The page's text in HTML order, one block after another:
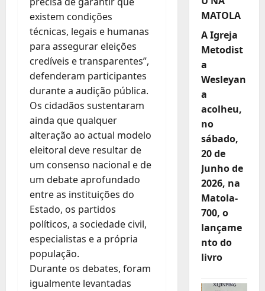
existem condições
técnicas, legais e humanas
para assegurar eleições
credíveis e transparentes”,
defenderam participantes
durante a audição pública.
Os cidadãos sustentaram
ainda que qualquer
alteração ao actual modelo
eleitoral deve resultar de
um consenso nacional e de
um debate aprofundado
entre as instituições do
Estado, os partidos
políticos, a sociedade civil,
especialistas e a própria
população.
Durante os debates, foram
igualmente levantadas
MATOLA
A Igreja
Metodist
a
Wesleyan
a
acolheu,
no
sábado,
20 de
Junho de
2026, na
Matola-
700, o
lançame
nto do
livro